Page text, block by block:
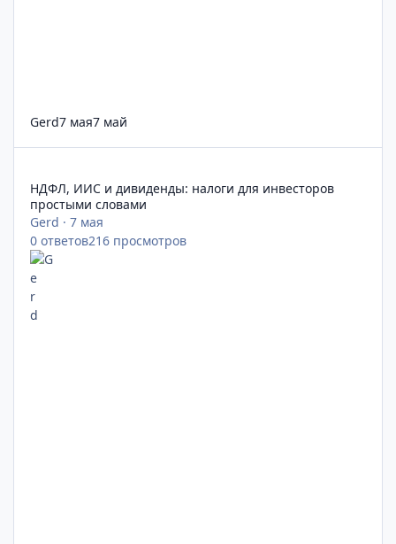
Gerd7 мая7 май
НДФЛ, ИИС и дивиденды: налоги для инвесторов
простыми словами
Gerd ·7 мая
0 ответов216 просмотров